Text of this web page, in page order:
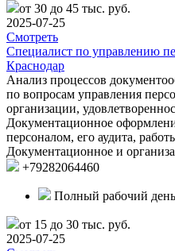
от 30 до 45 тыс. руб.
2025-07-25
Смотреть
Специалист по управлению
Краснодар
Анализ процессов
по вопросам управления
организации,
Документационное
персоналом, его аудита,
Документационное и
+79282064460
Полный рабочий день
от 15 до 30 тыс. руб.
2025-07-25